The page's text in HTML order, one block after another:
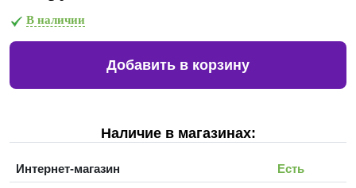
В наличии
Добавить в корзину
Наличие в магазинах:
Интернет-магазин
Есть